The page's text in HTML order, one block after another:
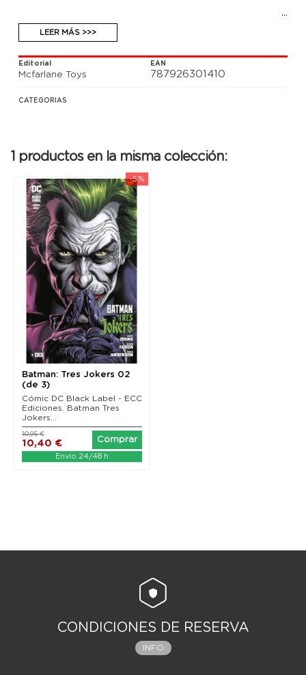
LEER MÁS >>>
Editorial
Mcfarlane Toys
EAN
787926301410
CATEGORIAS
1 productos en la misma colección:
-5%
Batman: Tres Jokers 02
(de 3)
Cómic DC Black Label - ECC
Ediciones. Batman Tres
Jokers...
10,40 €
10,95 €
Comprar
Envío 24/48 h
CONDICIONES DE RESERVA
INFO